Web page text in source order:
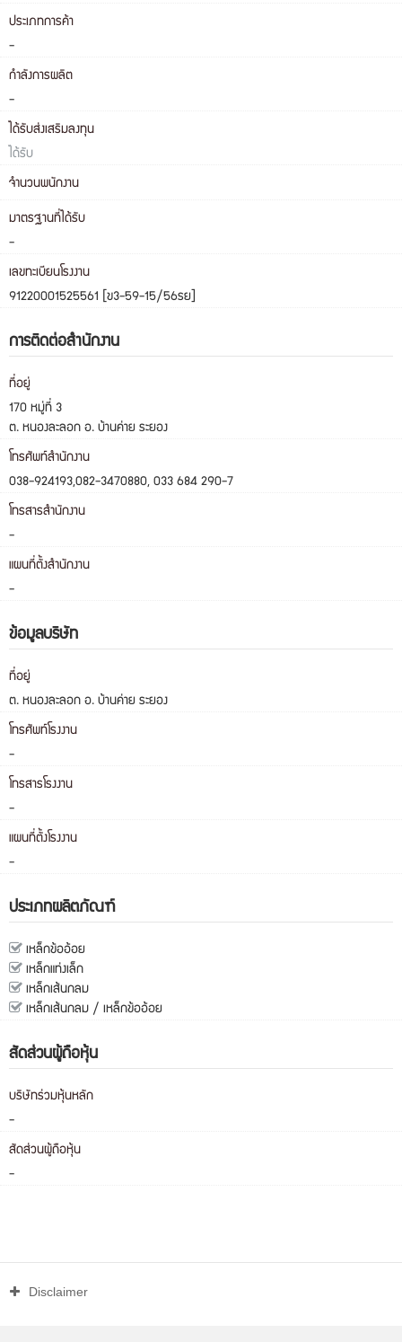
ประเภทการค้า
-
กำลังการผลิต
-
ได้รับส่งเสริมลงทุน
ได้รับ
จำนวนพนักงาน
มาตรฐานที่ได้รับ
-
เลขทะเบียนโรงงาน
91220001525561 [ข3-59-15/56รย]
การติดต่อสำนักงาน
ที่อยู่
170 หมู่ที่ 3
ต. หนองละลอก อ. บ้านค่าย ระยอง
โทรศัพท์สำนักงาน
038-924193,082-3470880, 033 684 290-7
โทรสารสำนักงาน
-
แผนที่ตั้งสำนักงาน
-
ข้อมูลบริษัท
ที่อยู่
ต. หนองละลอก อ. บ้านค่าย ระยอง
โทรศัพท์โรงงาน
-
โทรสารโรงงาน
-
แผนที่ตั้งโรงงาน
-
ประเภทผลิตภัณฑ์
เหล็กข้ออ้อย
เหล็กแท่งเล็ก
เหล็กเส้นกลม
เหล็กเส้นกลม / เหล็กข้ออ้อย
สัดส่วนผู้ถือหุ้น
บริษัทร่วมหุ้นหลัก
-
สัดส่วนผู้ถือหุ้น
-
Disclaimer